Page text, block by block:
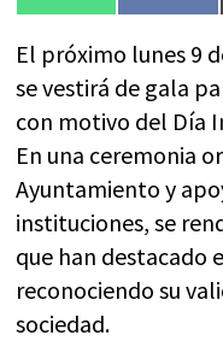
en
en
El próximo lunes 9
se vestirá de gala
con motivo del Día
En una ceremonia
Ayuntamiento y
instituciones, se
que han destacado
reconociendo su
sociedad.